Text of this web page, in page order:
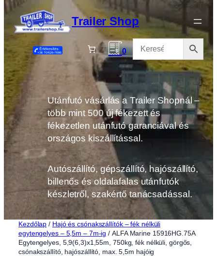
Ugrás
a
tartalomhoz
Trailer Shop
0
Utánfutó vásárlás a Trailer Shopnál –
több mint 500 új fékezett és
fékezetlen utánfutó garanciával és
országos kiszállítással.
Autószállító, gépszállító, hajószállító,
billenős és oldalafalas utánfutók
készletről, szakértő tanácsadással.
Kezdőlap / Hajó és csónakszállítók – fék nélküli
egytengelyes – 5,5m – 7m-ig / ALFA Marine 15916HG.75A
Egytengelyes, 5,9(6,3)x1,55m, 750kg, fék nélküli, görgős,
csónakszállító, hajószállító, max. 5,5m hajóig